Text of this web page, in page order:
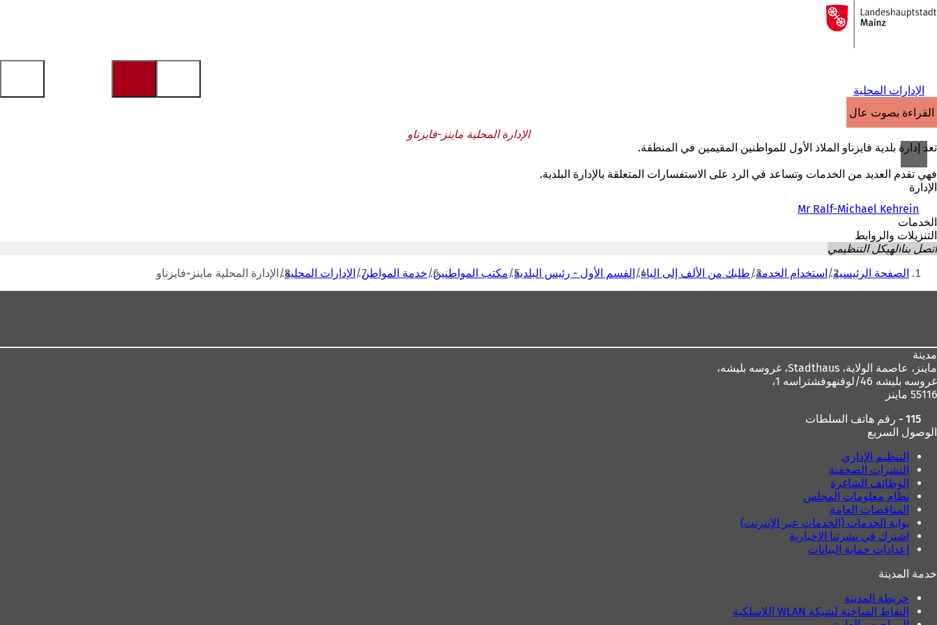
الانتقال إلى المحتوى
إلى
الصفحة
الإدارات المحلية
القراءة بصوت عالٍ
الإدارة المحلية ماينز-فايزناو
تعد إدارة بلدية فايزناو الملاذ الأول للمواطنين المقيمين في المنطقة.
فهي تقدم العديد من الخدمات وتساعد في الرد على الاستفسارات المتعلقة بالإدارة البلدية.
الإدارة
Mr Ralf-Michael Kehrein
الخدمات
التنزيلات والروابط
اتصل بناالهيكل التنظيمي
أنت الصفحة الرئيسية استخدام الخدمة طلبك من الألف إلى الياء القسم الأول - رئيس البلدية مكتب المواطنين خدمة المواطن الإدارات المحلية الإدارة المحلية ماينز-فايزناو
مدينة
ماينز، عاصمة الولاية،
غروسه بليشه 46/لوفنهوفشتراسه 1،
55116 ماينز
115 - رقم هاتف السلطات
الوصول السريع
التنظيم الإداري
النشرات الصحفية
الوظائف الشاغرة
نظام معلومات المجلس
المناقصات العامة
بوابة الخدمات (الخدمات عبر الإنترنت)
اشترك في نشرتنا الإخبارية
إعدادات حماية البيانات
خدمة المدينة
خريطة المدينة
النقاط الساخنة لشبكة WLAN اللاسلكية